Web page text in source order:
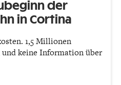
der
in Cortina
1,5 Millionen
keine Information über